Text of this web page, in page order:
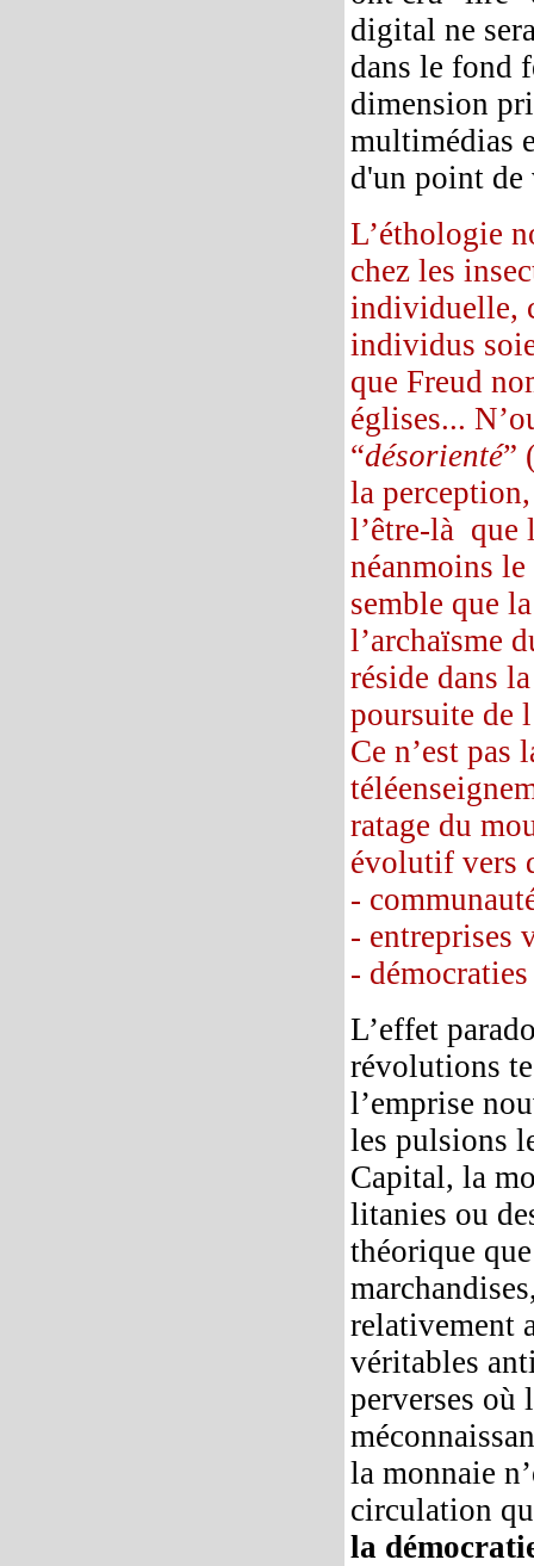
digital ne
dans le fond
dimension
multimédias
d'un point de
L’éthologie
chez les
individuelle,
individus
que Freud
églises...
“désorienté”
la
l’être-là que
néanmoins
semble que
l’archaïsme
réside dans la
poursuite de
Ce n’est
ratage du
évolutif vers
-
- entreprises
-
L’effet
révolutions
l’emprise
les pulsions
Capital, la
litanies ou
théorique
relativement
véritables
perverses où
la monnaie
circulation
la